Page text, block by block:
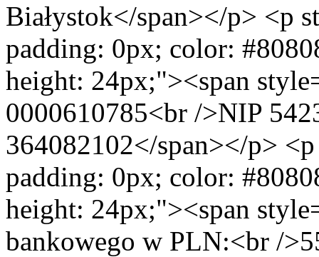
Białystok</span></p> <p
padding: 0px; color:
height: 24px;"><span
0000610785<br />NIP
364082102</span></p>
padding: 0px; color:
height: 24px;"><span
bankowego w PLN:<br /